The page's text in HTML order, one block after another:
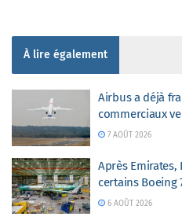
À lire également
Airbus a déjà
commerciaux
7 AOÛT 2026
Après
certains Boeing
6 AOÛT 2026